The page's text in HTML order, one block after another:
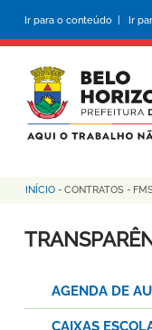
conteúdo
principal
Ir para o conteúdo | Ir
Trilha
de
INÍCIO - CONTRATOS -
AGENDA DE